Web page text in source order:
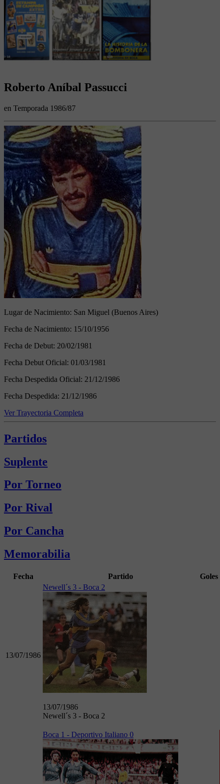
Roberto Aníbal Passucci
en Temporada 1986/87
Lugar de Nacimiento: San Miguel (Buenos Aires)
Fecha de Nacimiento: 15/10/1956
Fecha de Debut: 20/02/1981
Fecha Debut Oficial: 01/03/1981
Fecha Despedida Oficial: 21/12/1986
Fecha Despedida: 21/12/1986
Ver Trayectoria Completa
Partidos
Suplente
Por Torneo
Por Rival
Por Cancha
Memorabilia
Fecha Partido Goles
13/07/1986
Newell´s 3 - Boca 2
13/07/1986
Newell´s 3 - Boca 2
Boca 1 - Deportivo Italiano 0